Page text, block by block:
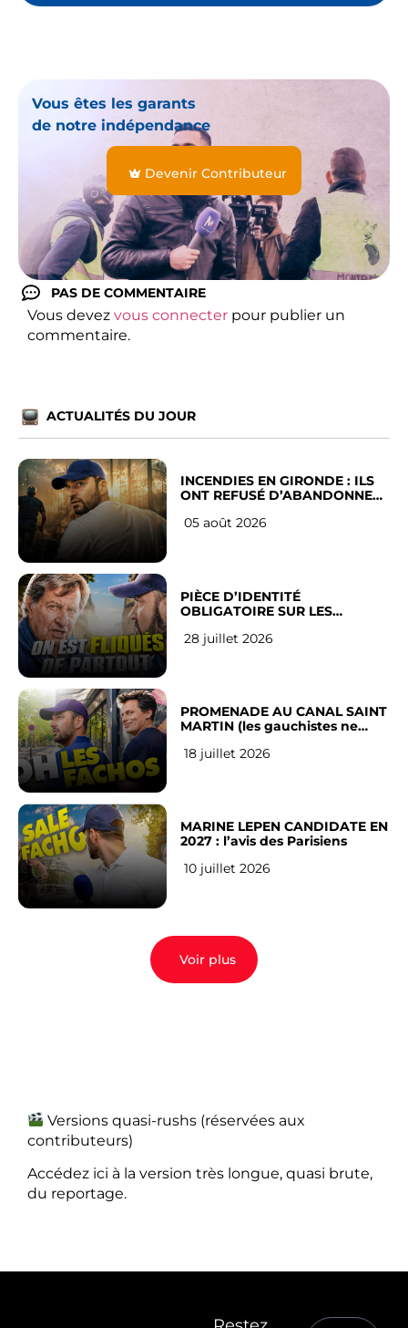
Vous êtes les garants
de notre indépendance
Devenir Contributeur
PAS DE COMMENTAIRE
Vous devez vous connecter pour publier un
commentaire.
ACTUALITÉS DU JOUR
INCENDIES EN GIRONDE : ILS
ONT REFUSÉ D’ABANDONNER
05 août 2026
PIÈCE D’IDENTITÉ
OBLIGATOIRE SUR LES
Français
28 juillet 2026
PROMENADE AU CANAL SAINT
MARTIN (les gauchistes ne
18 juillet 2026
MARINE LEPEN CANDIDATE EN
2027 : l’avis des Parisiens
10 juillet 2026
Voir plus
Versions quasi-rushs (réservées aux
contributeurs)
Accédez ici à la version très longue, quasi brute,
du reportage.